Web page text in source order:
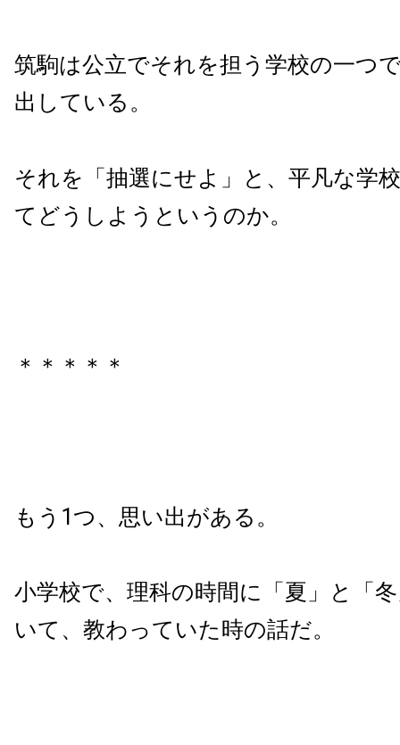
筑駒は公立でそれを担う学校の一つ
出している。
それを「抽選にせよ」と、平凡な学
てどうしようというのか。
＊＊＊＊＊
もう1つ、思い出がある。
小学校で、理科の時間に「夏」と「
いて、教わっていた時の話だ。